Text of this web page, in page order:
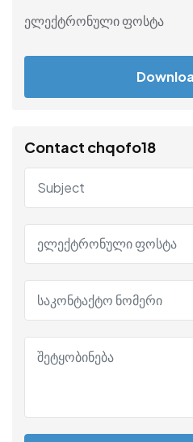
ელექტრონული ფოსტა
Contact chqofo18